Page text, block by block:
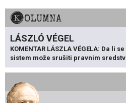
KOLUMNA
LÁSZLÓ VÉGEL
KOMENTAR LÁSZLA VÉGELA: Da li
sistem može srušiti pravnim